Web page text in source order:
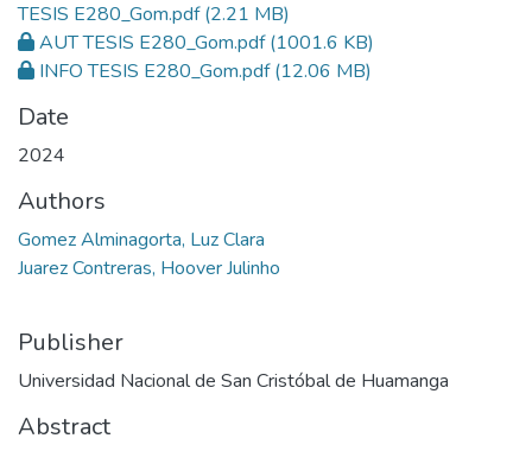
TESIS E280_Gom.pdf(2.21 MB)
AUT TESIS E280_Gom.pdf(1001.6 KB)
INFO TESIS E280_Gom.pdf(12.06 MB)
Date
2024
Authors
Gomez Alminagorta, Luz Clara
Juarez Contreras, Hoover Julinho
Publisher
Universidad Nacional de San Cristóbal de Huamanga
Abstract